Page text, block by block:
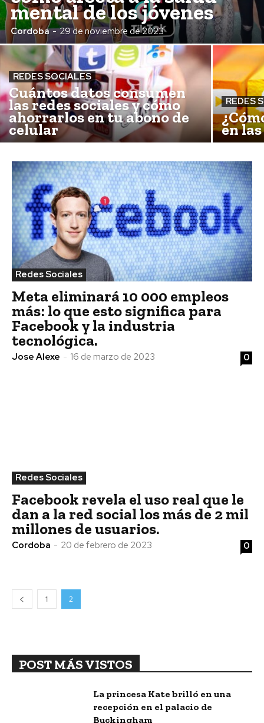
mental de los jóvenes
Cordoba - 29 de noviembre de 2023
REDES SOCIALES
Cuántos datos consumen
las redes sociales y cómo
ahorrarlos en tu abono de
celular
REDES
en
Redes Sociales
Meta eliminará 10 000 empleos
más: lo que esto significa para
Facebook y la industria
tecnológica.
Jose Alexe - 16 de marzo de 2023 0
Redes Sociales
Facebook revela el uso real que le
dan a la red social los más de 2 mil
millones de usuarios.
Cordoba - 20 de febrero de 2023 0
1 2
POST MÁS VISTOS
La princesa Kate brilló en una
recepción en el palacio de
Buckingham